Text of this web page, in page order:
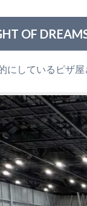
OF
にしているピザ屋